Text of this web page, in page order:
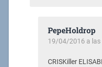
PepeHoldrop
19/04/2016 a las
CRISKiller